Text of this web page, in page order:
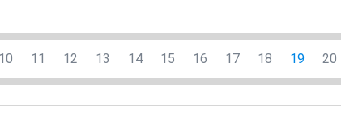
10 11 12 13 14 15 16 17 18 19 20